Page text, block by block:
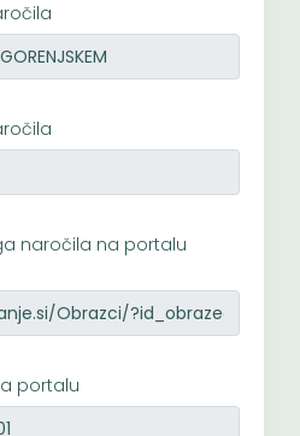
naročila na portalu
portalu